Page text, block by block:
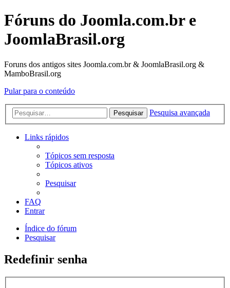
Fóruns do Joomla.com.br e
JoomlaBrasil.org
Foruns dos antigos sites Joomla.com.br & JoomlaBrasil.org &
MamboBrasil.org
Pular para o conteúdo
Pesquisar Pesquisa avançada
Links rápidos
Tópicos sem resposta
Tópicos ativos
Pesquisar
FAQ
Entrar
Índice do fórum
Pesquisar
Redefinir senha